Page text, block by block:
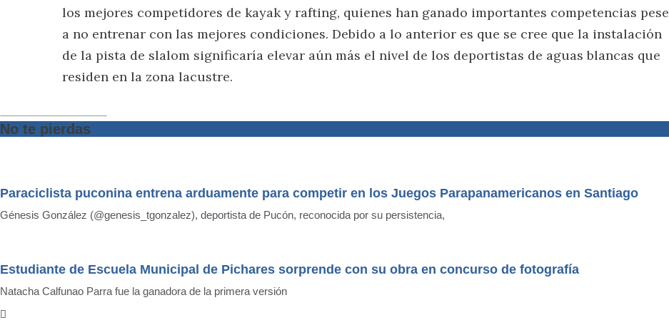
los mejores competidores de kayak y rafting, quienes han ganado importantes competencias pese
a no entrenar con las mejores condiciones. Debido a lo anterior es que se cree que la instalación
de la pista de slalom significaría elevar aún más el nivel de los deportistas de aguas blancas que
residen en la zona lacustre.
No te pierdas
Paraciclista puconina entrena arduamente para competir en los Juegos Parapanamericanos en Santiago
Génesis González (@genesis_tgonzalez), deportista de Pucón, reconocida por su persistencia,
Estudiante de Escuela Municipal de Pichares sorprende con su obra en concurso de fotografía
Natacha Calfunao Parra fue la ganadora de la primera versión